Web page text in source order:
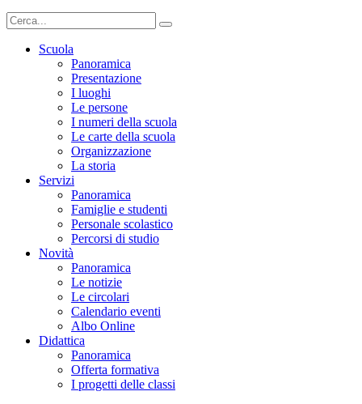
Scuola
Panoramica
Presentazione
I luoghi
Le persone
I numeri della scuola
Le carte della scuola
Organizzazione
La storia
Servizi
Panoramica
Famiglie e studenti
Personale scolastico
Percorsi di studio
Novità
Panoramica
Le notizie
Le circolari
Calendario eventi
Albo Online
Didattica
Panoramica
Offerta formativa
I progetti delle classi